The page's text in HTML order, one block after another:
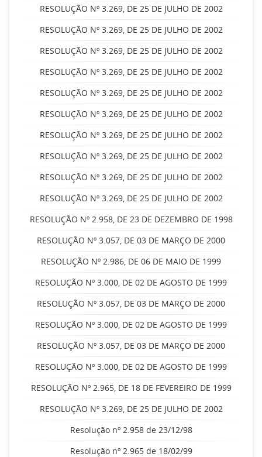
RESOLUÇÃO Nº 3.269, DE 25 DE JULHO DE 2002
RESOLUÇÃO Nº 3.269, DE 25 DE JULHO DE 2002
RESOLUÇÃO Nº 3.269, DE 25 DE JULHO DE 2002
RESOLUÇÃO Nº 3.269, DE 25 DE JULHO DE 2002
RESOLUÇÃO Nº 3.269, DE 25 DE JULHO DE 2002
RESOLUÇÃO Nº 3.269, DE 25 DE JULHO DE 2002
RESOLUÇÃO Nº 3.269, DE 25 DE JULHO DE 2002
RESOLUÇÃO Nº 3.269, DE 25 DE JULHO DE 2002
RESOLUÇÃO Nº 3.269, DE 25 DE JULHO DE 2002
RESOLUÇÃO Nº 3.269, DE 25 DE JULHO DE 2002
RESOLUÇÃO Nº 2.958, DE 23 DE DEZEMBRO DE 1998
RESOLUÇÃO Nº 3.057, DE 03 DE MARÇO DE 2000
RESOLUÇÃO Nº 2.986, DE 06 DE MAIO DE 1999
RESOLUÇÃO Nº 3.000, DE 02 DE AGOSTO DE 1999
RESOLUÇÃO Nº 3.057, DE 03 DE MARÇO DE 2000
RESOLUÇÃO Nº 3.000, DE 02 DE AGOSTO DE 1999
RESOLUÇÃO Nº 3.057, DE 03 DE MARÇO DE 2000
RESOLUÇÃO Nº 3.000, DE 02 DE AGOSTO DE 1999
RESOLUÇÃO Nº 2.965, DE 18 DE FEVEREIRO DE 1999
RESOLUÇÃO Nº 3.269, DE 25 DE JULHO DE 2002
Resolução nº 2.958 de 23/12/98
Resolução nº 2.965 de 18/02/99